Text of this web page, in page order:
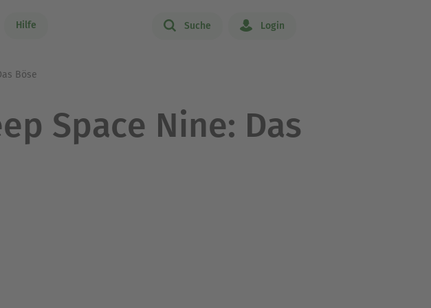
Hilfe Suche Login
Böse
Space Nine: Das